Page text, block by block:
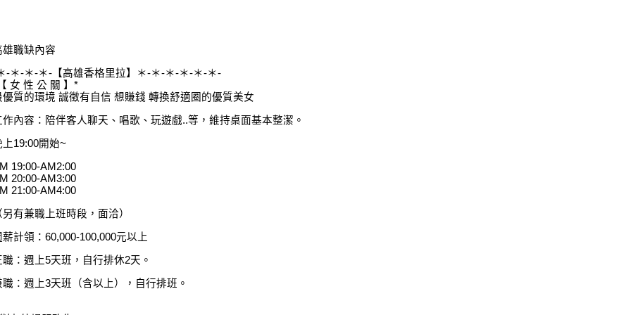
雄職缺內容
-＊-＊-＊-【高雄香格里拉】＊-＊-＊-＊-＊-＊-
女 性 公 關 】*
優質的環境 誠徵有自信 想賺錢 轉換舒適圈的優質美女
作內容：陪伴客人聊天、唱歌、玩遊戲..等，維持桌面基本整潔。
上19:00開始~
19:00-AM2:00
20:00-AM3:00
21:00-AM4:00
另有兼職上班時段，面洽）
薪計領：60,000-100,000元以上
職：週上5天班，自行排休2天。
職：週上3天班（含以上），自行排班。